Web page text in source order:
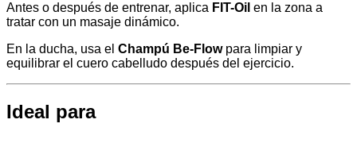
Antes o después de entrenar, aplica FIT-Oil en la zona a
tratar con un masaje dinámico.
En la ducha, usa el Champú Be-Flowpara limpiar y
equilibrar el cuero cabelludo después del ejercicio.
Ideal para